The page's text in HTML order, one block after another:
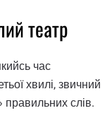
театр
час
хвилі, звичний
слів.